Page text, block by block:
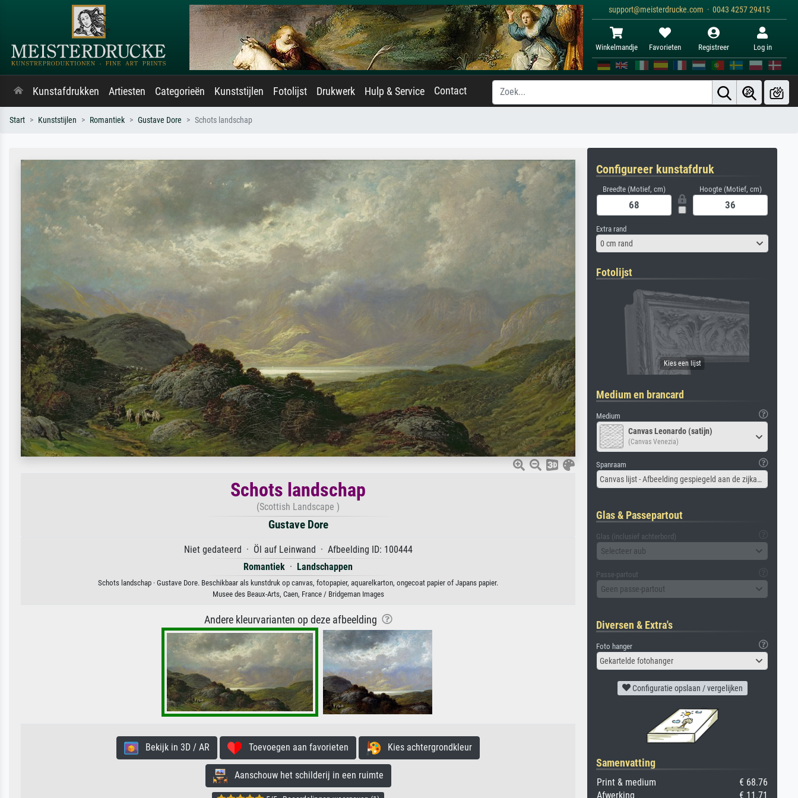
support@meisterdrucke.com · 0043 4257 29415
Winkelmandje Favorieten Registreer Log in
Kunstafdrukken Artiesten Categorieën Kunststijlen Fotolijst Drukwerk Hulp & Service Contact
Start Kunststijlen Romantiek Gustave Dore Schots landschap
Schots landschap
(Scottish Landscape )
Gustave Dore
Niet gedateerd · Öl auf Leinwand · Afbeelding ID: 100444
Romantiek · Landschappen
Schots landschap · Gustave Dore. Beschikbaar als kunstdruk op canvas, fotopapier, aquarelkarton, ongecoat papier of Japans papier.
Musee des Beaux-Arts, Caen, France / Bridgeman Images
Andere kleurvarianten op deze afbeelding
Bekijk in 3D / AR Toevoegen aan favorieten Kies achtergrondkleur
Aanschouw het schilderij in een ruimte
Configureer kunstafdruk
Breedte (Motief, cm) Hoogte (Motief, cm)
Extra rand
0 cm rand
Fotolijst
Medium en brancard
Medium
Canvas Leonardo (satijn)
(Canvas Venezia)
Spanraam
Canvas lijst - Afbeelding gespiegeld aan de zijkant
Glas & Passepartout
Glas (inclusief achterbord)
Selecteer aub
Passe-partout
Geen passe-partout
Diversen & Extra's
Foto hanger
Gekartelde fotohanger
Configuratie opslaan / vergelijken
Samenvatting
Print & medium
€ 68.76
Afwerking
€ 11.71